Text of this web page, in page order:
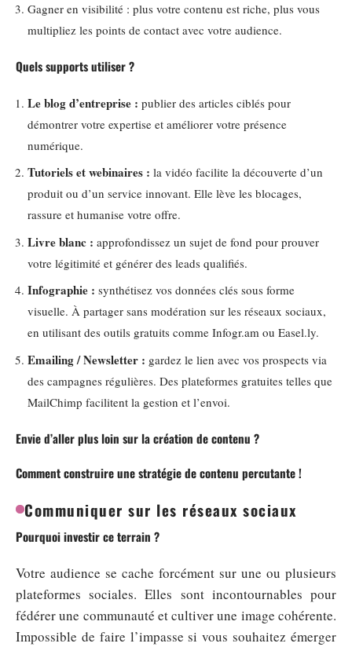
Gagner en visibilité : plus votre contenu est riche, plus vous
multipliez les points de contact avec votre audience.
Quels supports utiliser ?
Le blog d’entreprise : publier des articles ciblés pour
démontrer votre expertise et améliorer votre présence
numérique.
Tutoriels et webinaires : la vidéo facilite la découverte d’un
produit ou d’un service innovant. Elle lève les blocages,
rassure et humanise votre offre.
Livre blanc : approfondissez un sujet de fond pour prouver
votre légitimité et générer des leads qualifiés.
Infographie : synthétisez vos données clés sous forme
visuelle. À partager sans modération sur les réseaux sociaux,
en utilisant des outils gratuits comme Infogr.am ou Easel.ly.
Emailing / Newsletter : gardez le lien avec vos prospects via
des campagnes régulières. Des plateformes gratuites telles que
MailChimp facilitent la gestion et l’envoi.
Envie d’aller plus loin sur la création de contenu ?
Comment construire une stratégie de contenu percutante !
Communiquer sur les réseaux sociaux
Pourquoi investir ce terrain ?
Votre audience se cache forcément sur une ou plusieurs
plateformes sociales. Elles sont incontournables pour
fédérer une communauté et cultiver une image cohérente.
Impossible de faire l’impasse si vous souhaitez émerger